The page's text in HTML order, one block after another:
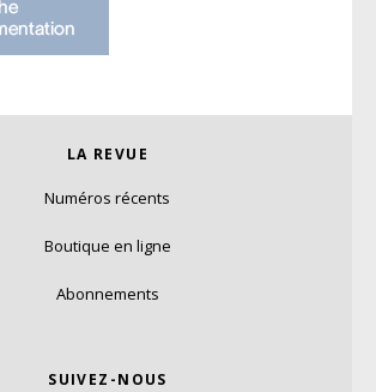
LA REVUE
Numéros récents
Boutique en ligne
Abonnements
SUIVEZ-NOUS